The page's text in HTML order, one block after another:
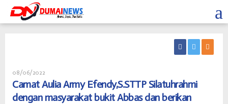
content
08/06/2022
Asep
Camat Aulia Army Efendy,S.STTP Silatuhrahmi
dengan masyarakat bukit Abbas dan berikan